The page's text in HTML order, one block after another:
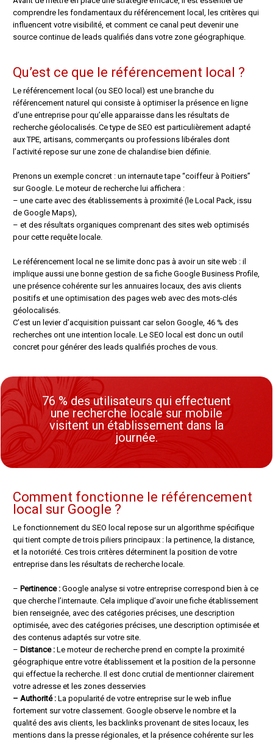
comprendre les fondamentaux du référencement local, les critères qui
influencent votre visibilité, et comment ce canal peut devenir une
source continue de leads qualifiés dans votre zone géographique.
Qu’est ce que le référencement local ?
Le référencement local (ou SEO local) est une branche du
référencement naturel qui consiste à optimiser la présence en ligne
d’une entreprise pour qu’elle apparaisse dans les résultats de
recherche géolocalisés. Ce type de SEO est particulièrement adapté
aux TPE, artisans, commerçants ou professions libérales dont
l’activité repose sur une zone de chalandise bien définie.
Prenons un exemple concret : un internaute tape “coiffeur à Poitiers”
sur Google. Le moteur de recherche lui affichera :
– une carte avec des établissements à proximité (le Local Pack, issu
de Google Maps),
– et des résultats organiques comprenant des sites web optimisés
pour cette requête locale.
Le référencement local ne se limite donc pas à avoir un site web : il
implique aussi une bonne gestion de sa fiche Google Business Profile,
une présence cohérente sur les annuaires locaux, des avis clients
positifs et une optimisation des pages web avec des mots-clés
géolocalisés.
C’est un levier d’acquisition puissant car selon Google, 46 % des
recherches ont une intention locale. Le SEO local est donc un outil
concret pour générer des leads qualifiés proches de vous.
76 % des utilisateurs qui effectuent
une recherche locale sur mobile
visitent un établissement dans la
journée.
Comment fonctionne le référencement
local sur Google ?
Le fonctionnement du SEO local repose sur un algorithme spécifique
qui tient compte de trois piliers principaux : la pertinence, la distance,
et la notoriété. Ces trois critères déterminent la position de votre
entreprise dans les résultats de recherche locale.
–Pertinence :Google analyse si votre entreprise correspond bien à ce
que cherche l’internaute. Cela implique d’avoir une fiche établissement
bien renseignée, avec des catégories précises, une description
optimisée, avec des catégories précises, une description optimisée et
des contenus adaptés sur votre site.
–Distance : Le moteur de recherche prend en compte la proximité
géographique entre votre établissement et la position de la personne
qui effectue la recherche. Il est donc crutial de mentionner clairement
votre adresse et les zones desservies
– Authorité : La popularité de votre entreprise sur le web influe
fortement sur votre classement. Google observe le nombre et la
qualité des avis clients, les backlinks provenant de sites locaux, les
mentions dans la presse régionales, et la présence cohérente sur les